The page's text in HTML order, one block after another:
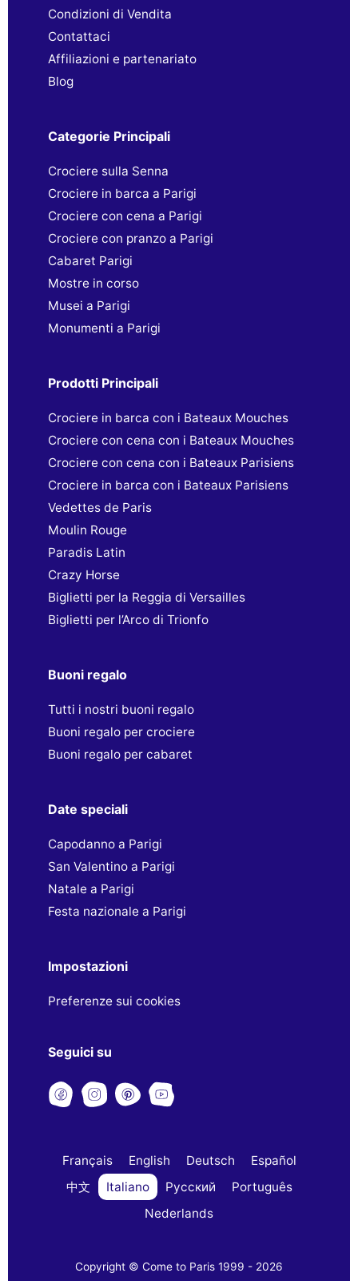
Condizioni di Vendita
Contattaci
Affiliazioni e partenariato
Blog
Categorie Principali
Crociere sulla Senna
Crociere in barca a Parigi
Crociere con cena a Parigi
Crociere con pranzo a Parigi
Cabaret Parigi
Mostre in corso
Musei a Parigi
Monumenti a Parigi
Prodotti Principali
Crociere in barca con i Bateaux Mouches
Crociere con cena con i Bateaux Mouches
Crociere con cena con i Bateaux Parisiens
Crociere in barca con i Bateaux Parisiens
Vedettes de Paris
Moulin Rouge
Paradis Latin
Crazy Horse
Biglietti per la Reggia di Versailles
Biglietti per l’Arco di Trionfo
Buoni regalo
Tutti i nostri buoni regalo
Buoni regalo per crociere
Buoni regalo per cabaret
Date speciali
Capodanno a Parigi
San Valentino a Parigi
Natale a Parigi
Festa nazionale a Parigi
Impostazioni
Preferenze sui cookies
Seguici su
Français English Deutsch
Español
中文
Italiano Русский
Português
Nederlands
Copyright © Come to Paris 1999 - 2026